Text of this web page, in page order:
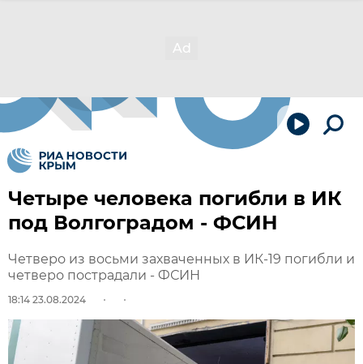
Четыре человека погибли в ИК
под Волгоградом - ФСИН
Четверо из восьми захваченных в ИК-19 погибли и
четверо пострадали - ФСИН
18:14 23.08.2024